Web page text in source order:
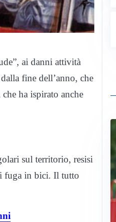
ai danni attività
fine dell’anno, che
ha ispirato anche
sul territorio, resisi
fuga in bici. Il tutto